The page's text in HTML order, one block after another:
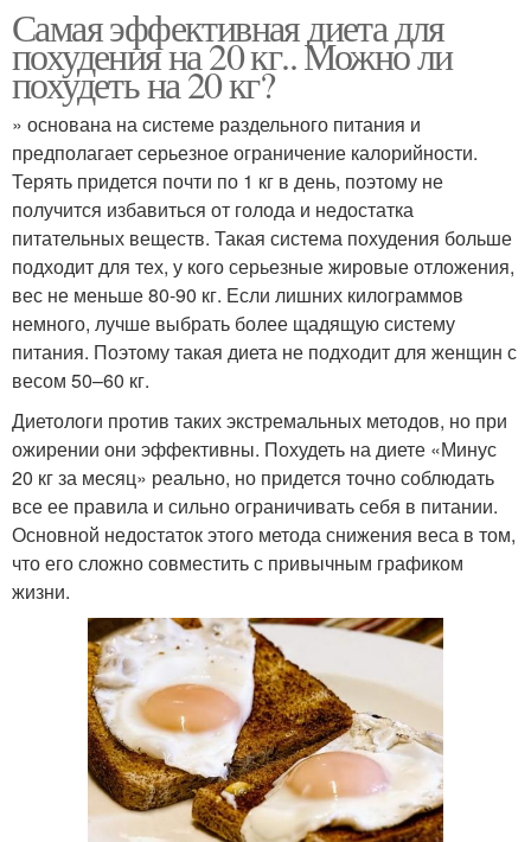
Самая эффективная диета для
похудения на 20 кг.. Можно ли
похудеть на 20 кг?
» основана на системе раздельного питания и
предполагает серьезное ограничение калорийности.
Терять придется почти по 1 кг в день, поэтому не
получится избавиться от голода и недостатка
питательных веществ. Такая система похудения больше
подходит для тех, у кого серьезные жировые отложения,
вес не меньше 80-90 кг. Если лишних килограммов
немного, лучше выбрать более щадящую систему
питания. Поэтому такая диета не подходит для женщин с
весом 50–60 кг.
Диетологи против таких экстремальных методов, но при
ожирении они эффективны. Похудеть на диете «Минус
20 кг за месяц» реально, но придется точно соблюдать
все ее правила и сильно ограничивать себя в питании.
Основной недостаток этого метода снижения веса в том,
что его сложно совместить с привычным графиком
жизни.